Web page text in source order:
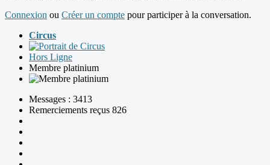
Connexion ou Créer un compte pour participer à la conversation.
Circus
Hors Ligne
Membre platinium
Messages : 3413
Remerciements reçus 826